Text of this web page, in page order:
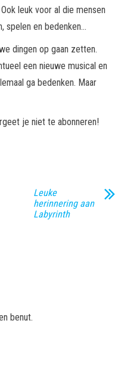
leuk voor al die mensen
spelen en bedenken…
dingen op gaan zetten.
een nieuwe musical en
ga bedenken. Maar
je niet te abonneren!
Leuke
herinnering aan
Labyrinth
benut.